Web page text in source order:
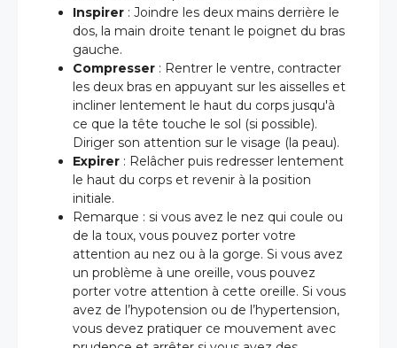
Inspirer : Joindre les deux mains derrière le
dos, la main droite tenant le poignet du bras
gauche.
Compresser : Rentrer le ventre, contracter
les deux bras en appuyant sur les aisselles et
incliner lentement le haut du corps jusqu'à
ce que la tête touche le sol (si possible).
Diriger son attention sur le visage (la peau).
Expirer : Relâcher puis redresser lentement
le haut du corps et revenir à la position
initiale.
Remarque : si vous avez le nez qui coule ou
de la toux, vous pouvez porter votre
attention au nez ou à la gorge. Si vous avez
un problème à une oreille, vous pouvez
porter votre attention à cette oreille. Si vous
avez de l’hypotension ou de l’hypertension,
vous devez pratiquer ce mouvement avec